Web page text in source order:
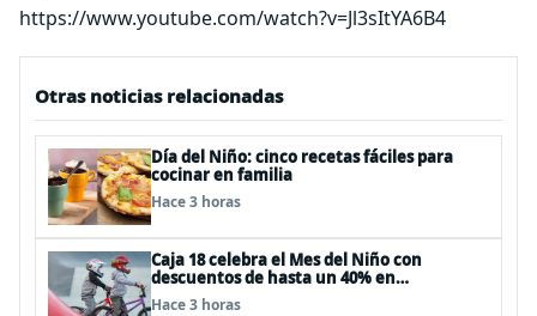
https://www.youtube.com/watch?v=Jl3sItYA6B4
Otras noticias relacionadas
Día del Niño: cinco recetas fáciles para
cocinar en familia
Hace 3 horas
Caja 18 celebra el Mes del Niño con
descuentos de hasta un 40% en
panoramas, cine, shows y streaming
Hace 3 horas